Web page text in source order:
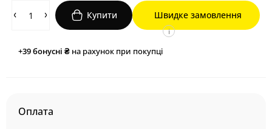
Купити Швидке замовлення
+39бонусні ₴ на рахунок при покупці
i
Оплата